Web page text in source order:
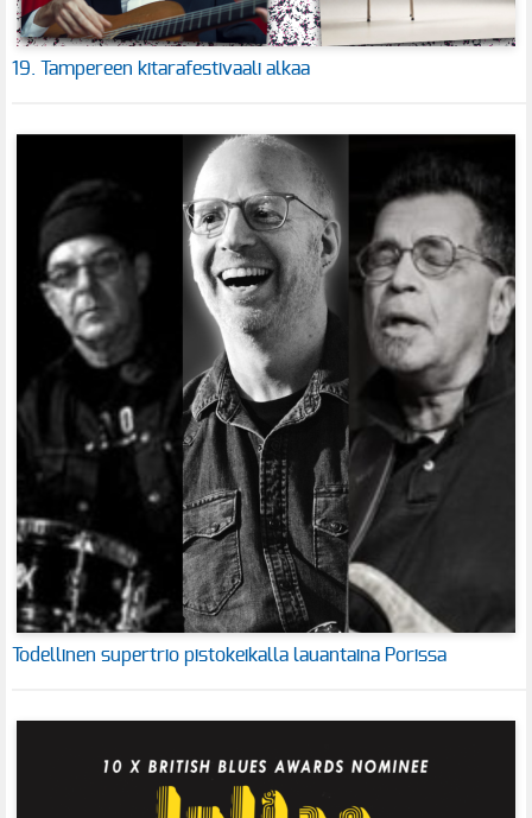
19. Tampereen kitarafestivaali alkaa
Todellinen supertrio pistokeikalla lauantaina Porissa